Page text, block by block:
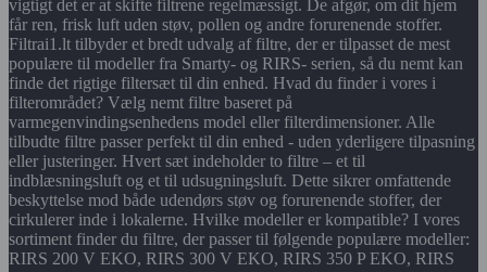
vigtigt det er at skifte filtrene regelmæssigt. De afgør, om dit hjem
får ren, frisk luft uden støv, pollen og andre forurenende stoffer.
Filtrai1.lt tilbyder et bredt udvalg af filtre, der er tilpasset de mest
populære til modeller fra Smarty- og RIRS- serien, så du nemt kan
finde det rigtige filtersæt til din enhed. Hvad du finder i vores i
filterområdet? Vælg nemt filtre baseret på
varmegenvindingsenhedens model eller filterdimensioner. Alle
tilbudte filtre passer perfekt til din enhed - uden yderligere tilpasning
eller justeringer. Hvert sæt indeholder to filtre – et til
indblæsningsluft og et til udsugningsluft. Dette sikrer omfattende
beskyttelse mod både udendørs støv og forurenende stoffer, der
cirkulerer inde i lokalerne. Hvilke modeller er kompatible? I vores
sortiment finder du filtre, der passer til følgende populære modeller:
RIRS 200 V EKO, RIRS 300 V EKO, RIRS 350 P EKO, RIRS